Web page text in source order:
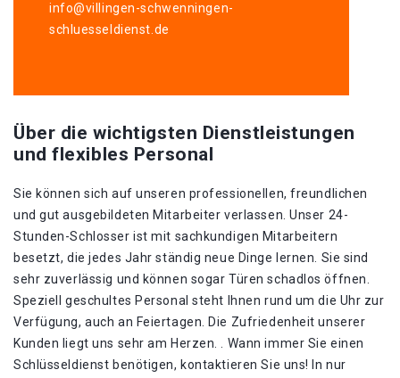
info@villingen-schwenningen-
schluesseldienst.de
Über die wichtigsten Dienstleistungen
und flexibles Personal
Sie können sich auf unseren professionellen, freundlichen
und gut ausgebildeten Mitarbeiter verlassen. Unser 24-
Stunden-Schlosser ist mit sachkundigen Mitarbeitern
besetzt, die jedes Jahr ständig neue Dinge lernen. Sie sind
sehr zuverlässig und können sogar Türen schadlos öffnen.
Speziell geschultes Personal steht Ihnen rund um die Uhr zur
Verfügung, auch an Feiertagen. Die Zufriedenheit unserer
Kunden liegt uns sehr am Herzen. . Wann immer Sie einen
Schlüsseldienst benötigen, kontaktieren Sie uns! In nur